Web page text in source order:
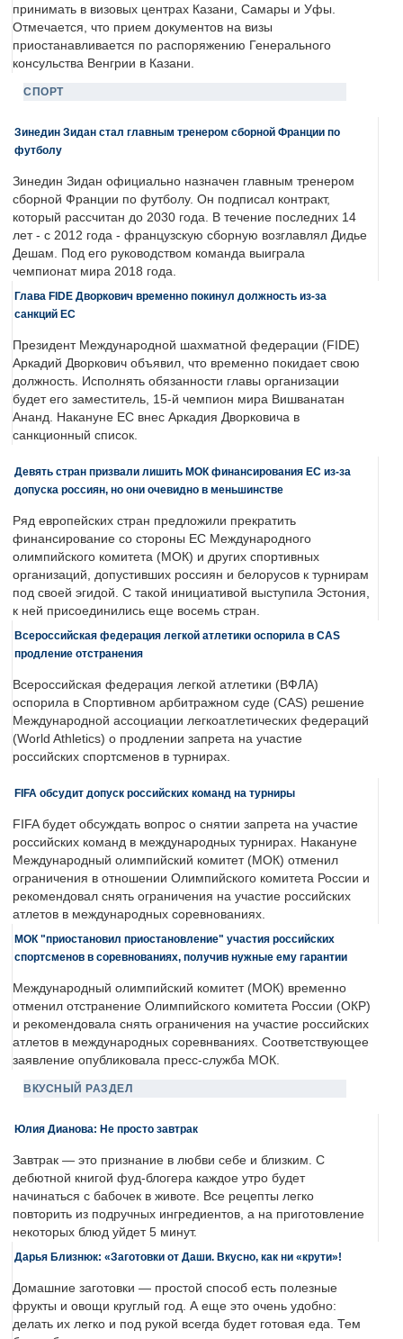
принимать в визовых центрах Казани, Самары и Уфы.
Отмечается, что прием документов на визы
приостанавливается по распоряжению Генерального
консульства Венгрии в Казани.
СПОРТ
Зинедин Зидан стал главным тренером сборной Франции по
футболу
Зинедин Зидан официально назначен главным тренером
сборной Франции по футболу. Он подписал контракт,
который рассчитан до 2030 года. В течение последних 14
лет - с 2012 года - французскую сборную возглавлял Дидье
Дешам. Под его руководством команда выиграла
чемпионат мира 2018 года.
Глава FIDE Дворкович временно покинул должность из-за
санкций ЕС
Президент Международной шахматной федерации (FIDE)
Аркадий Дворкович объявил, что временно покидает свою
должность. Исполнять обязанности главы организации
будет его заместитель, 15-й чемпион мира Вишванатан
Ананд. Накануне ЕС внес Аркадия Дворковича в
санкционный список.
Девять стран призвали лишить МОК финансирования ЕС из-за
допуска россиян, но они очевидно в меньшинстве
Ряд европейских стран предложили прекратить
финансирование со стороны ЕС Международного
олимпийского комитета (МОК) и других спортивных
организаций, допустивших россиян и белорусов к турнирам
под своей эгидой. С такой инициативой выступила Эстония,
к ней присоединились еще восемь стран.
Всероссийская федерация легкой атлетики оспорила в CAS
продление отстранения
Всероссийская федерация легкой атлетики (ВФЛА)
оспорила в Спортивном арбитражном суде (CAS) решение
Международной ассоциации легкоатлетических федераций
(World Athletics) о продлении запрета на участие
российских спортсменов в турнирах.
FIFA обсудит допуск российских команд на турниры
FIFA будет обсуждать вопрос о снятии запрета на участие
российских команд в международных турнирах. Накануне
Международный олимпийский комитет (МОК) отменил
ограничения в отношении Олимпийского комитета России и
рекомендовал снять ограничения на участие российских
атлетов в международных соревнованиях.
МОК "приостановил приостановление" участия российских
спортсменов в соревнованиях, получив нужные ему гарантии
Международный олимпийский комитет (МОК) временно
отменил отстранение Олимпийского комитета России (ОКР)
и рекомендовала снять ограничения на участие российских
атлетов в международных соревнваниях. Соответствующее
заявление опубликовала пресс-служба МОК.
ВКУСНЫЙ РАЗДЕЛ
Юлия Дианова: Не просто завтрак
Завтрак — это признание в любви себе и близким. С
дебютной книгой фуд-блогера каждое утро будет
начинаться с бабочек в животе. Все рецепты легко
повторить из подручных ингредиентов, а на приготовление
некоторых блюд уйдет 5 минут.
Дарья Близнюк: «Заготовки от Даши. Вкусно, как ни «крути»!
Домашние заготовки — простой способ есть полезные
фрукты и овощи круглый год. А еще это очень удобно:
делать их легко и под рукой всегда будет готовая еда. Тем